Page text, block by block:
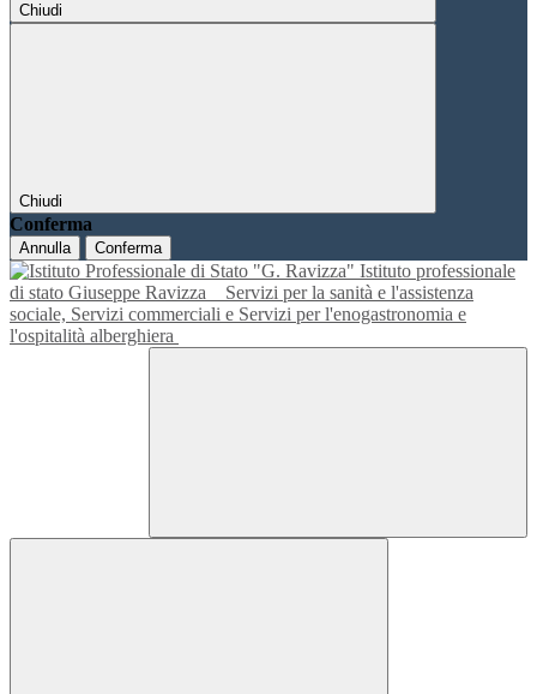
Chiudi
Chiudi
Conferma
Annulla Conferma
Istituto professionale
di stato Giuseppe Ravizza
Servizi per la sanità e l'assistenza
sociale, Servizi commerciali e Servizi per l'enogastronomia e
l'ospitalità alberghiera